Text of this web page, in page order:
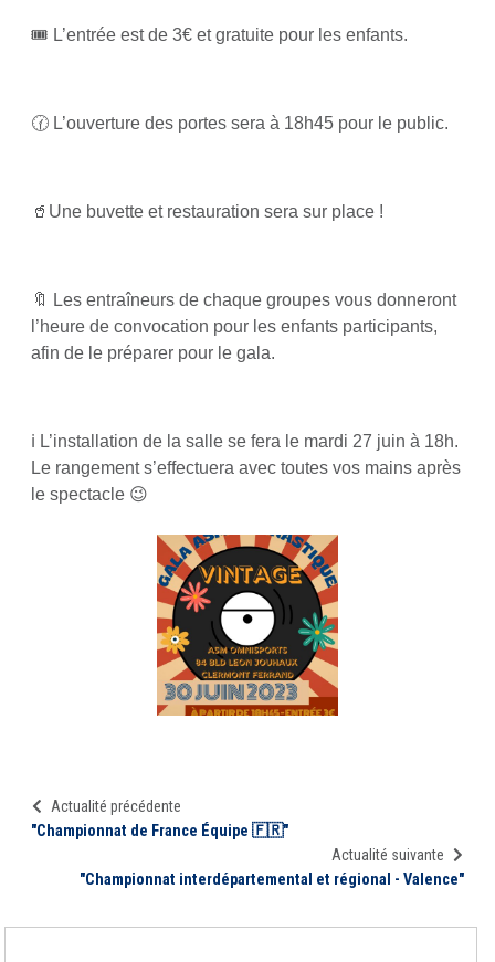
🎟️ L’entrée est de 3€ et gratuite pour les enfants.
🕜 L’ouverture des portes sera à 18h45 pour le public.
🥤Une buvette et restauration sera sur place !
🔖 Les entraîneurs de chaque groupes vous donneront
l’heure de convocation pour les enfants participants,
afin de le préparer pour le gala.
ℹ️ L’installation de la salle se fera le mardi 27 juin à 18h.
Le rangement s’effectuera avec toutes vos mains après
le spectacle 😉
Actualité précédente
"Championnat de France Équipe 🇫🇷"
Actualité suivante
"Championnat interdépartemental et régional - Valence"